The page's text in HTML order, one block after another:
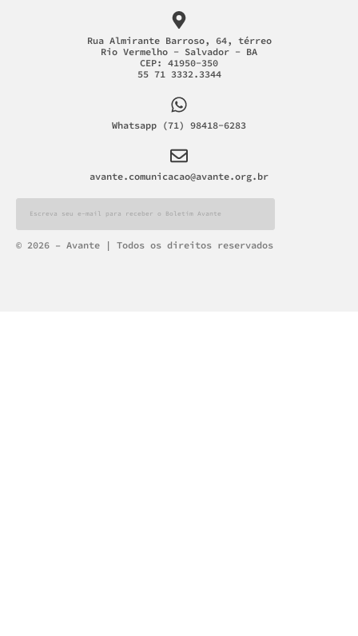
Rua Almirante Barroso, 64, térreo
Rio Vermelho - Salvador - BA
CEP: 41950-350
55 71 3332.3344
Whatsapp (71) 98418-6283
avante.comunicacao@avante.org.br
Alternative:
© 2026 – Avante | Todos os direitos reservados